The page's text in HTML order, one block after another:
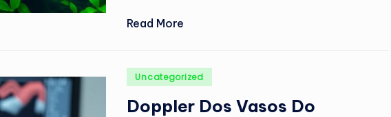
Read More
Posted
Uncategorized
Doppler Dos Vasos Do